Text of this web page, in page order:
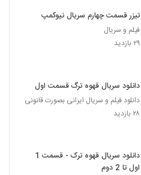
تیزر قسمت چهارم سریال نیوکمپ
فیلم و سریال
۲۹ بازدید
دانلود سریال قهوه ترگ قسمت اول
دانلود فیلم و سریال ایرانی بصورت قانونی
۲۸ بازدید
دانلود سریال قهوه ترک - قسمت 1
اول تا 2 دوم